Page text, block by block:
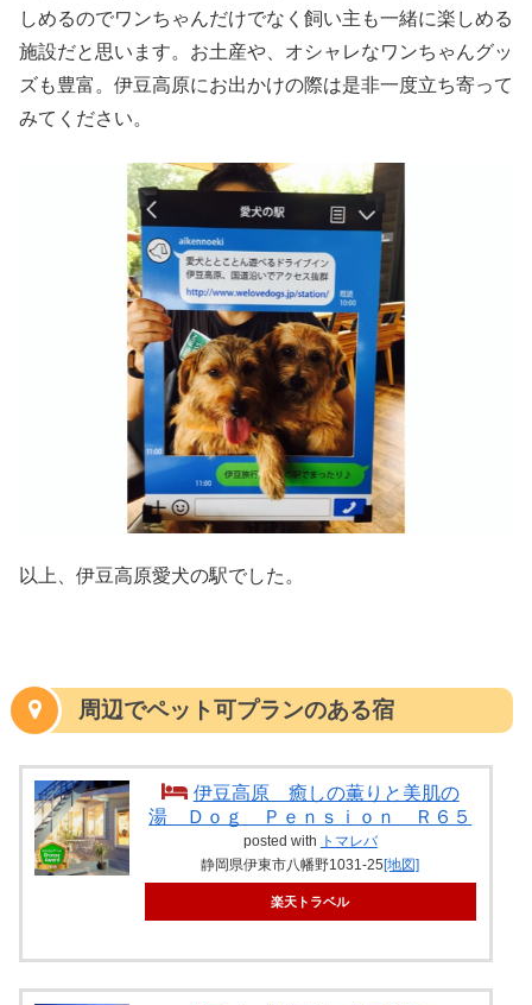
しめるのでワンちゃんだけでなく飼い主も一緒に楽しめる
施設だと思います。お土産や、オシャレなワンちゃんグッ
ズも豊富。伊豆高原にお出かけの際は是非一度立ち寄って
みてください。
以上、伊豆高原愛犬の駅でした。
周辺でペット可プランのある宿
伊豆高原 癒しの薫りと美肌の
湯 Ｄｏｇ Ｐｅｎｓｉｏｎ Ｒ６５
posted with トマレバ
静岡県伊東市八幡野1031-25[地図]
楽天トラベル